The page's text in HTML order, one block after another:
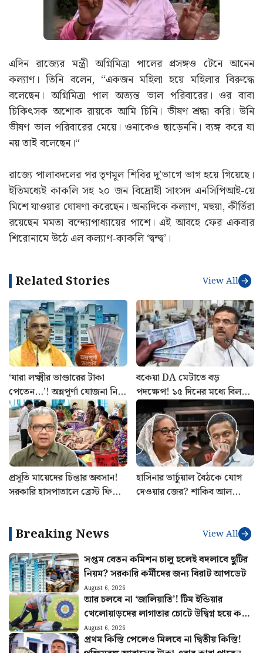
এদিন রাজ্যের মন্ত্রী অগ্নিমিত্রা পালের প্রসঙ্গও টেনে আনেন
কল্যাণ। তিনি বলেন, “একজন মহিলা হয়ে মহিলার বিরুদ্ধে
বলেছেন। অগ্নিমিত্রা পাল অত্যন্ত ভাল পরিবারের। ওর বাবা
চিকিৎসক অশোক রায়কে আমি চিনি। ভীষণ শ্রদ্ধা করি। উনি
ভীষণ ভাল পরিবারের মেয়ে। ওনাকেও ছাড়েননি। ব্যঙ্গ করে যা
নয় তাই বলেছেন।“
রাজ্যে পালাবদলের পর তৃণমূল শিবির দু’ভাগে ভাগ হয়ে গিয়েছে।
ইতিমধ্যেই কাকলি সহ ২০ জন বিদ্রোহী সাংসদ এনসিপিআই-য়ে
মিশে যাওয়ার ঘোষণা করেছেন। অন্যদিকে কল্যাণ, মহুয়া, কীর্তিরা
রয়েছেন মমতা বন্দ্যোপাধ্যায়ের পাশে। এই আবহে ফের একবার
শিরোনামে উঠে এল কল্যাণ-কাকলি ‘দ্বন্দ্ব’।
Related Stories View All
‘যারা লক্ষ্মীর ভাণ্ডারের টাকা
পেতেন…’! অন্নপূর্ণা যোজনা নিয়ে
বড় আপডেট দিলেন মন্ত্রী দিলীপ
বকেয়া DA মেটাতে বড়
পদক্ষেপ! ১৫ দিনের মধ্যে বিল
প্রস্তুতের নির্দেশ অর্থ দপ্তরের
প্রসূতি মায়েদের চিন্তার অবসান!
সরকারি হাসপাতালে ব্রেস্ট ফিডিং
হাসিনার ভার্চুয়াল বৈঠকে যোগ
দেওয়ার জের? শাকিব আল
Breaking News View All
সপ্তম বেতন কমিশন চালু হলেই বদলাবে ছুটির
নিয়ম? সরকারি কর্মীদের জন্য বিরাট আপডেট
August 6, 2026
আর চলবে না ‘জালিয়াতি’! টিম ইন্ডিয়ার
খেলোয়াড়দের লাগাতার চোটে উদ্বিগ্ন হয়ে কড়া
পদক্ষেপ BCCI-র
August 6, 2026
প্রথম কিস্তি পেলেও মিলবে না দ্বিতীয় কিস্তি!